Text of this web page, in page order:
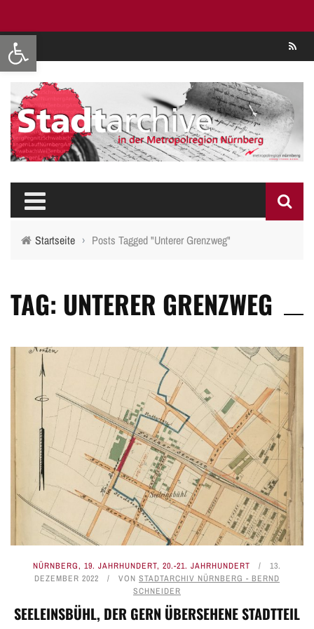
Werkzeugleiste öffnen
Startseite › Posts Tagged "Unterer Grenzweg"
TAG: UNTERER GRENZWEG
NÜRNBERG, 19. JAHRHUNDERT, 20.-21. JAHRHUNDERT
13.
DEZEMBER 2022
VON STADTARCHIV NÜRNBERG - BERND
SCHNEIDER
SEELEINSBÜHL, DER GERN ÜBERSEHENE STADTTEIL